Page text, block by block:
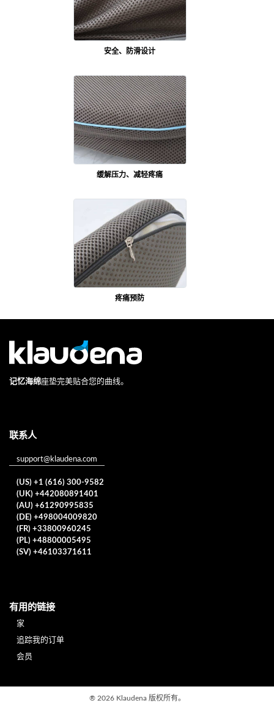
安全、防滑设计
缓解压力、减轻疼痛
疼痛预防
记忆海绵座垫完美贴合您的曲线。
联系人
support@klaudena.com
(US) +1 (616) 300-9582
(UK) +442080891401
(AU) +61290995835
(DE) +498004009820
(FR) +33800960245
(PL) +48800005495
(SV) +46103371611
有用的链接
家
追踪我的订单
会员
® 2026 Klaudena 版权所有。